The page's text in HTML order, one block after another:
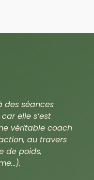
des séances
elle s’est
véritable coach
au travers
de poids,